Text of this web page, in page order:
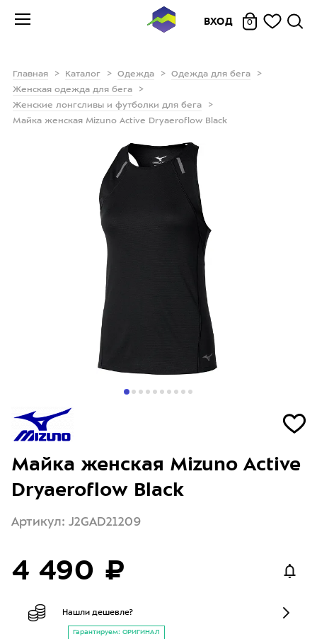
ВХОД 0
Главная Каталог Одежда
Одежда для бега
Женская одежда для бега
Женские лонгсливы и футболки для бега
Майка женская Mizuno Active Dryaeroflow Black
Майка женская Mizuno Active
Dryaeroflow Black
Артикул: J2GAD21209
4 490 ₽
Нашли дешевле?
Гарантируем: ОРИГИНАЛ